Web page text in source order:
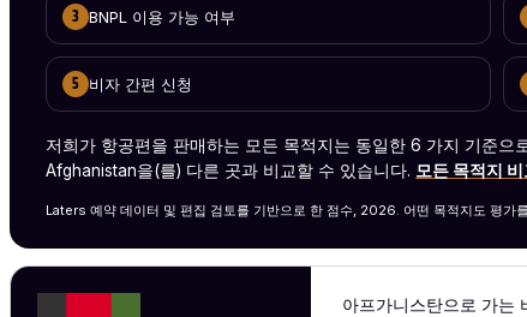
3 BNPL 이용 가능 여부
5 비자 간편 신청
저희가 항공편을 판매하는 모든 목적지는 동일한 6 가지 기준으
Afghanistan을(를) 다른 곳과 비교할 수 있습니다. 모든 목적지
Laters 예약 데이터 및 편집 검토를 기반으로 한 점수, 2026. 어떤 목적지도 평가
아프가니스탄으로 가는